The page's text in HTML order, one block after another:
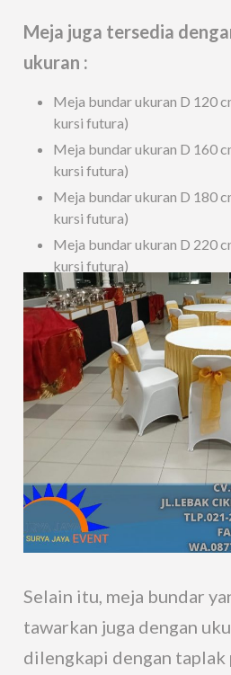
Meja juga tersedia
ukuran :
Meja bundar ukuran D 120
kursi futura)
Meja bundar ukuran D 160
kursi futura)
Meja bundar ukuran D 180
kursi futura)
Meja bundar ukuran D 220
kursi futura)
Selain itu, meja bundar
tawarkan juga dengan
dilengkapi dengan